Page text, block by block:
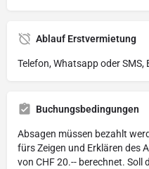
Ablauf Erstvermietung
Telefon, Whatsapp oder SMS,
Buchungsbedingungen
Absagen müssen bezahlt
fürs Zeigen und Erklären des
von CHF 20.-- berechnet. Soll